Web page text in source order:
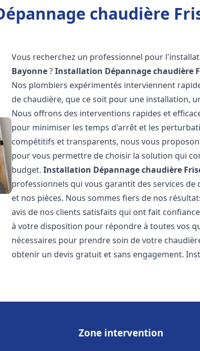
chaudière
Vous recherchez un professionnel pour
Bayonne?Installation Dépannage chaudière
Nos plombiers expérimentés interviennent
de chaudière, que ce soit pour une installation,
Nous offrons des interventions rapides et
pour minimiser les temps d'arrêt et les
compétitifs et transparents, nous vous
pour vous permettre de choisir la solution qui
budget.Installation Dépannage chaudière
professionnels qui vous garantit des services
et nos pièces. Nous sommes fiers de nos
avis de nos clients satisfaits qui ont fait
à votre disposition pour répondre à toutes vos
nécessaires pour prendre soin de votre
obtenir un devis gratuit et sans engagement.
Zone intervention